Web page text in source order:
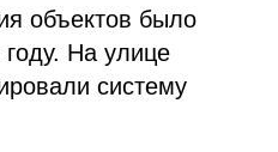
объектов было
На улице
систему